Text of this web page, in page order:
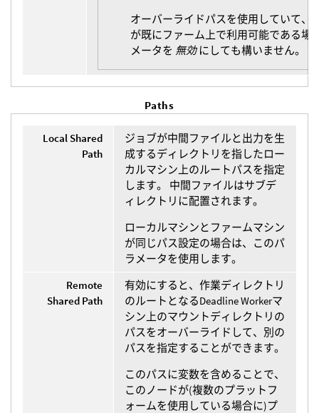
オーバーライドパスを使用していて、
が既にファーム上で利用可能である場
メータを 無効にしても構いません。
Paths
Local Shared
Path
ジョブが中間ファイルと出力を生
成するディレクトリを指したロー
カルマシン上のルートパスを指定
します。 中間ファイルはサブデ
ィレクトリに配置されます。
ローカルマシンとファームマシン
が同じパス設定の場合は、このパ
ラメータを使用します。
Remote
Shared Path
有効にすると、作業ディレクトリ
のルートとなるDeadline Workerマ
シン上のマウントディレクトリの
パスをオーバーライドして、別の
パスを指定することができます。
このパスに変数を含めることで、
このノードが(複数のプラットフ
ォームを使用している場合に)プ